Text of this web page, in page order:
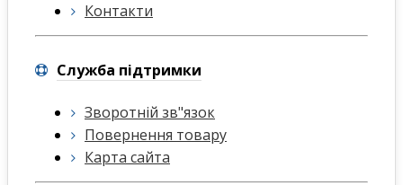
Контакти
Служба підтримки
Зворотній зв"язок
Повернення товару
Карта сайта